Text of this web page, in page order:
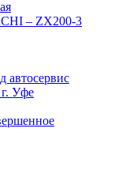
– ZX200-3
автосервис
Уфе